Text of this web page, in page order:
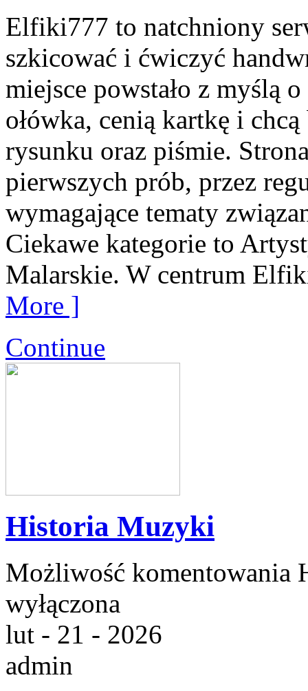
Elfiki777 to natchniony
szkicować i ćwiczyć
miejsce powstało z myślą
ołówka, cenią kartkę i
rysunku oraz piśmie.
pierwszych prób, przez
wymagające tematy
Ciekawe kategorie to
Malarskie. W centrum
More ]
Continue
Historia Muzyki
Możliwość komentowania
wyłączona
lut - 21 - 2026
admin